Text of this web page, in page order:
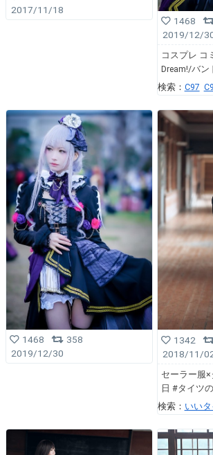
2017/11/18
1468
2019/12/
コスプレ コ
Dream!/バン
検索： C97
1468
358
2019/12/30
1342
2018/11/
セーラー服
日 #タイツ
検索： いい